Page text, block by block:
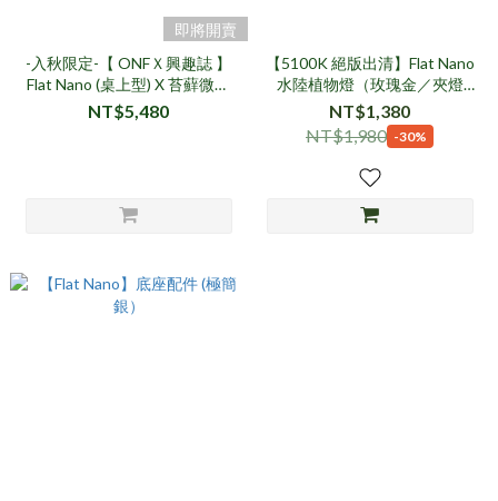
即將開賣
-入秋限定-【 ONFＸ興趣誌 】
Flat Nano (桌上型) X 苔蘚微景
觀懶人包
NT$5,480
【5100K 絕版出清】Flat Nano
水陸植物燈（玫瑰金／夾燈
款）
NT$1,380
NT$1,980 -30%